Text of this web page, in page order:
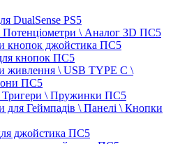
DualSense PS5
\ Аналог 3D ПС5
кнопок джойстика ПС5
кнопок ПС5
живлення \ USB TYPE C \
ПС5
Тригери \ Пружинки ПС5
для Геймпадів \ Панелі \ Кнопки
джойстика ПС5